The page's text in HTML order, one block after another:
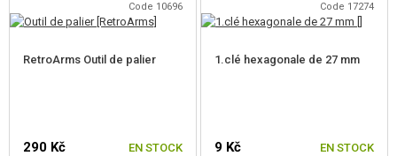
Code 10696
RetroArms Outil de palier
290 Kč EN STOCK
Code 17274
1.clé hexagonale de 27 mm
9 Kč EN STOCK